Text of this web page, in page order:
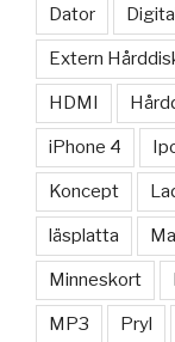
Dator
Extern
HDMI
iPhone 4
Koncept
läsplatta
Minneskort
MP3 Pryl